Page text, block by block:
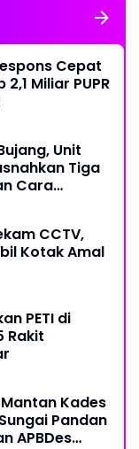
Cepat
Miliar PUPR
Unit
Tiga
Cara
CCTV,
Kotak Amal
PETI di
Rakit
Kades
Pandan
APBDes